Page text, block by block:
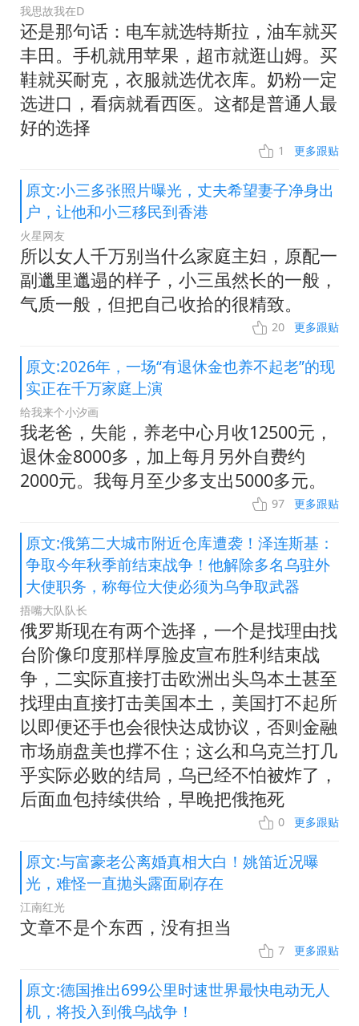
我思故我在D
还是那句话：电车就选特斯拉，油车就买
丰田。手机就用苹果，超市就逛山姆。买
鞋就买耐克，衣服就选优衣库。奶粉一定
选进口，看病就看西医。这都是普通人最
好的选择
1 更多跟贴
原文:小三多张照片曝光，丈夫希望妻子净身出
户，让他和小三移民到香港
火星网友
所以女人千万别当什么家庭主妇，原配一
副邋里邋遢的样子，小三虽然长的一般，
气质一般，但把自己收拾的很精致。
20 更多跟贴
原文:2026年，一场“有退休金也养不起老”的现
实正在千万家庭上演
给我来个小汐画
我老爸，失能，养老中心月收12500元，
退休金8000多，加上每月另外自费约
2000元。我每月至少多支出5000多元。
97 更多跟贴
原文:俄第二大城市附近仓库遭袭！泽连斯基：
争取今年秋季前结束战争！他解除多名乌驻外
大使职务，称每位大使必须为乌争取武器
捂嘴大队队长
俄罗斯现在有两个选择，一个是找理由找
台阶像印度那样厚脸皮宣布胜利结束战
争，二实际直接打击欧洲出头鸟本土甚至
找理由直接打击美国本土，美国打不起所
以即便还手也会很快达成协议，否则金融
市场崩盘美也撑不住；这么和乌克兰打几
乎实际必败的结局，乌已经不怕被炸了，
后面血包持续供给，早晚把俄拖死
0 更多跟贴
原文:与富豪老公离婚真相大白！姚笛近况曝
光，难怪一直抛头露面刷存在
江南红光
文章不是个东西，没有担当
7 更多跟贴
原文:德国推出699公里时速世界最快电动无人
机，将投入到俄乌战争！